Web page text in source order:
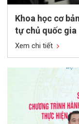
Khoa học cơ
tự chủ quốc gia
Xem chi tiết